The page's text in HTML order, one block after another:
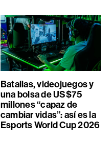
Batallas, videojuegos y
una bolsa de US$75
millones “capaz de
cambiar vidas”: así es la
Esports World Cup 2026